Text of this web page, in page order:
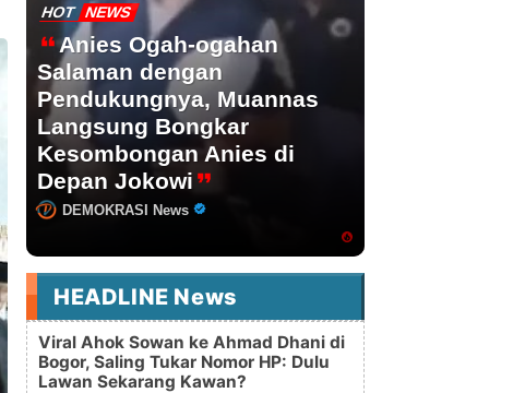
HOT NEWS
Anies Ogah-ogahan
Salaman dengan
Pendukungnya, Muannas
Langsung Bongkar
Kesombongan Anies di
Depan Jokowi
DEMOKRASI News
HEADLINE News
Viral Ahok Sowan ke Ahmad Dhani di
Bogor, Saling Tukar Nomor HP: Dulu
Lawan Sekarang Kawan?